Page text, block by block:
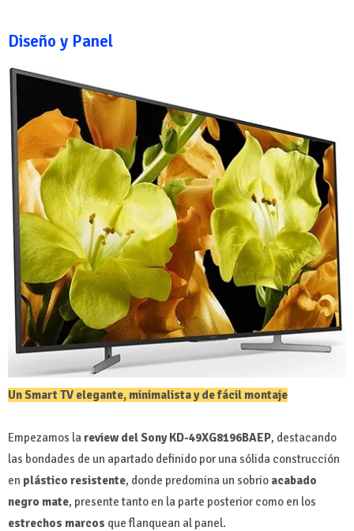
Diseño y Panel
Un Smart TV elegante, minimalista y de fácil montaje
Empezamos lareview del Sony KD-49XG8196BAEP, destacando
las bondades de un apartado definido por una sólida construcción
en plástico resistente, donde predomina un sobrio acabado
negro mate, presente tanto en la parte posterior como en los
estrechos marcos que flanquean al panel.